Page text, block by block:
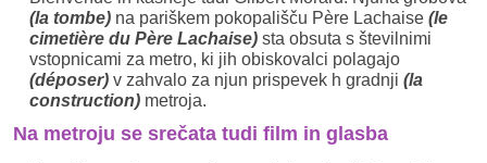
(la tombe) na pariškem pokopališču Père Lachaise (le
cimetière du Père Lachaise) sta obsuta s številnimi
vstopnicami za metro, ki jih obiskovalci polagajo
(déposer) v zahvalo za njun prispevek h gradnji (la
construction) metroja.
Na metroju se srečata tudi film in glasba